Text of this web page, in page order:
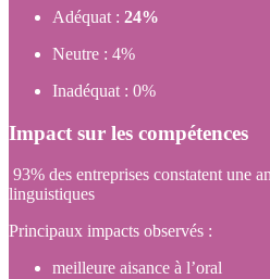
Adéquat : 24%
Neutre : 4%
Inadéquat : 0%
Impact sur les compétences
93% des entreprises constatent une
linguistiques
Principaux impacts observés :
meilleure aisance à l’oral